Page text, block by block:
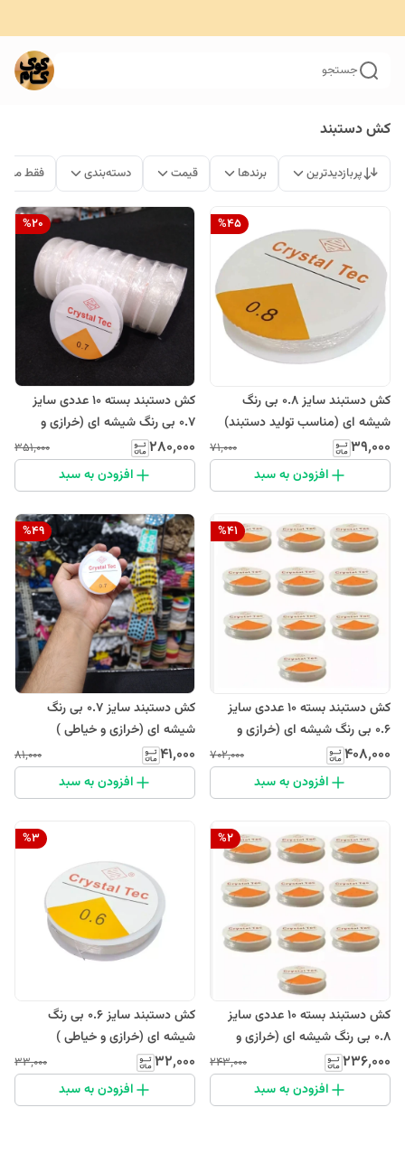
جستجو
کش دستبند
پربازدیدترین برندها قیمت دسته‌بندی فقط
%45
کش دستبند سایز 0.8 بی رنگ
شیشه ای (مناسب تولید دستبند)
۳۹٬۰۰۰ ۷۱٬۰۰۰
افزودن به سبد
%20
کش دستبند بسته 10 عددی سایز
0.7 بی رنگ شیشه ای (خرازی و
خیاطی )
۲۸۰٬۰۰۰ ۳۵۱٬۰۰۰
افزودن به سبد
%41
کش دستبند بسته 10 عددی سایز
0.6 بی رنگ شیشه ای (خرازی و
خیاطی )
۴۰۸٬۰۰۰ ۷۰۲٬۰۰۰
افزودن به سبد
%49
کش دستبند سایز 0.7 بی رنگ
شیشه ای (خرازی و خیاطی )
۴۱٬۰۰۰ ۸۱٬۰۰۰
افزودن به سبد
%2
کش دستبند بسته 10 عددی سایز
0.8 بی رنگ شیشه ای (خرازی و
خیاطی )
۲۳۶٬۰۰۰ ۲۴۳٬۰۰۰
افزودن به سبد
%3
کش دستبند سایز 0.6 بی رنگ
شیشه ای (خرازی و خیاطی )
۳۲٬۰۰۰ ۳۳٬۰۰۰
افزودن به سبد